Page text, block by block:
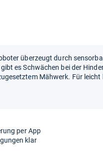
überzeugt durch
es Schwächen bei der
Mähwerk. Für leicht
per App
klar